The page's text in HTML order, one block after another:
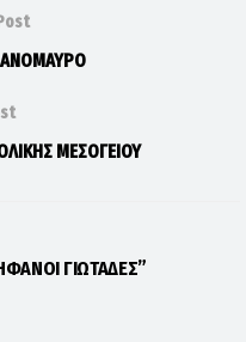
ΜΕΣΟΓΕΙΟΥ
ΓΙΩΤΑΔΕΣ”